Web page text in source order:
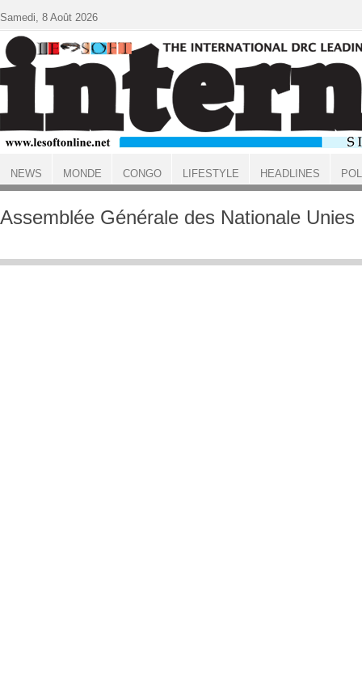
ACCUEIL
Assemblée Générale des Nationale Unies
Samedi, 8 Août 2026
NEWS MONDE CONGO LIFESTYLE HEADLINES